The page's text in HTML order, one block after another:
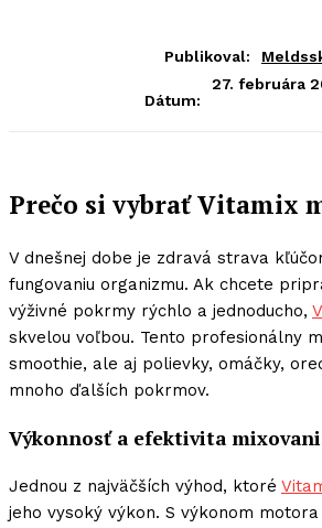
Publikoval:
Dátum:
27. februára
Prečo si vybrať Vitamix
V dnešnej dobe je zdravá strava
fungovaniu organizmu. Ak chcete
výživné pokrmy rýchlo a jednoducho,
skvelou voľbou. Tento profesionálny
smoothie, ale aj polievky, omáčky,
mnoho ďalších pokrmov.
Výkonnosť a efektivita
Jednou z najväčších výhod, ktoré
jeho vysoký výkon. S výkonom